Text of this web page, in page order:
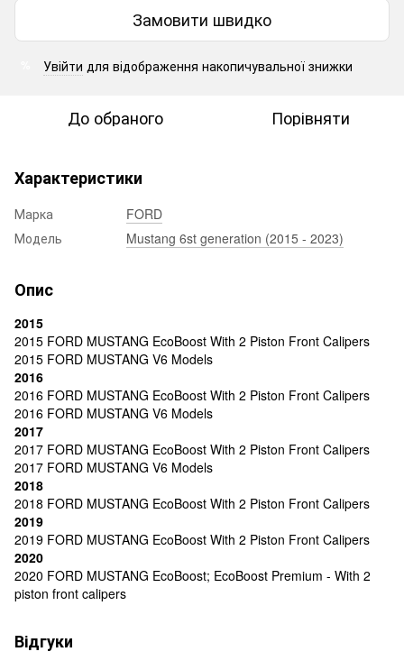
Замовити швидко
Увійти для відображення накопичувальної знижки
До обраного Порівняти
Характеристики
Марка
FORD
Модель
Mustang 6st generation (2015 - 2023)
Опис
2015
2015 FORD MUSTANG EcoBoost With 2 Piston Front Calipers
2015 FORD MUSTANG V6 Models
2016
2016 FORD MUSTANG EcoBoost With 2 Piston Front Calipers
2016 FORD MUSTANG V6 Models
2017
2017 FORD MUSTANG EcoBoost With 2 Piston Front Calipers
2017 FORD MUSTANG V6 Models
2018
2018 FORD MUSTANG EcoBoost With 2 Piston Front Calipers
2019
2019 FORD MUSTANG EcoBoost With 2 Piston Front Calipers
2020
2020 FORD MUSTANG EcoBoost; EcoBoost Premium - With 2
piston front calipers
Відгуки